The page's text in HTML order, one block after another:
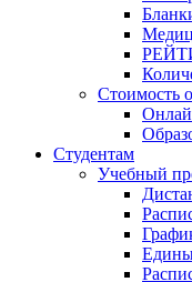
Стоимость
Студентам
Учебный